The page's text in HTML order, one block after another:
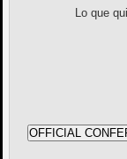
Lo que
OFFICIAL